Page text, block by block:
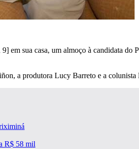
sua casa, um almoço à candidata do
a produtora Lucy Barreto e a
R$ 58 mil